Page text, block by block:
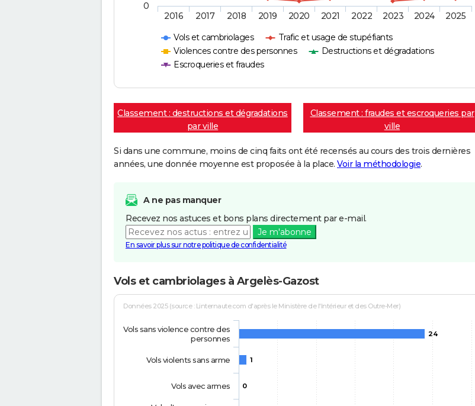
Vols et cambriolages
Trafic et usage de stupéfiants
Violences contre des personnes
Destructions et dégradations
Escroqueries et fraudes
2016 2017 2018 2019 2020 2021 2022 2023 2024 2025
0
Classement : destructions et dégradations
par ville
Classement : fraudes et escroqueries par
ville
Si dans une commune, moins de cinq faits ont été recensés au cours des trois dernières
années, une donnée moyenne est proposée à la place. Voir la méthodologie.
A ne pas manquer
Recevez nos astuces et bons plans directement par e-mail.
Je m'abonne
En savoir plus sur notre politique de confidentialité
Vols et cambriolages à Argelès-Gazost
Données 2025 (source : Linternaute.com d'après le Ministère de l'Intérieur et des Outre-Mer)
24
1
0
Vols sans violence contre des
personnes
Vols violents sans arme
Vols avec armes